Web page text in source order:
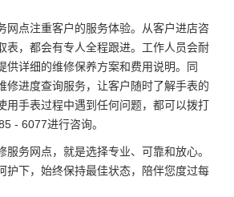
网点注重客户的服务体验。从客户进店咨
表，都会有专人全程跟进。工作人员会耐
供详细的维修保养方案和费用说明。同
修进度查询服务，让客户随时了解手表的
用手表过程中遇到任何问题，都可以拨打
- 6077进行咨询。
服务网点，就是选择专业、可靠和放心。
护下，始终保持最佳状态，陪伴您度过每